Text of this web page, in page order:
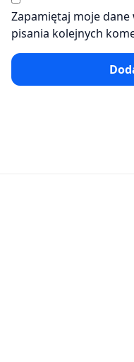
Zapamiętaj moje
pisania kolejnych